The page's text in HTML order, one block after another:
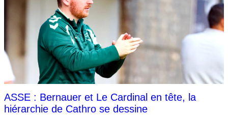
ASSE : Bernauer et Le Cardinal en tête, la
hiérarchie de Cathro se dessine